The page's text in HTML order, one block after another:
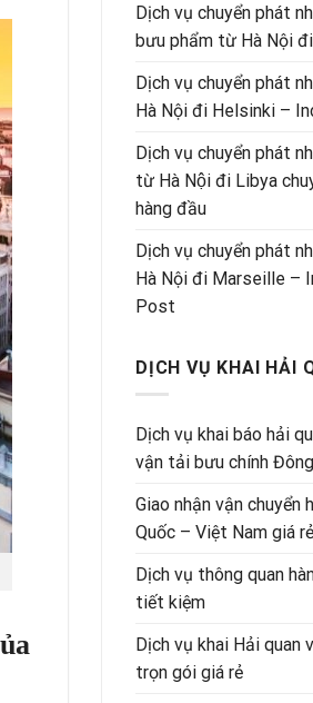
Dịch vụ chuyển phát
bưu phẩm từ Hà Nội đi
Dịch vụ chuyển phát
Hà Nội đi Helsinki –
Dịch vụ chuyển phát
từ Hà Nội đi Libya
hàng đầu
Dịch vụ chuyển phát
Hà Nội đi Marseille –
Post
DỊCH VỤ KHAI HẢI
Dịch vụ khai báo hải
vận tải bưu chính
Giao nhận vận chuyển
Quốc – Việt Nam giá rẻ
Dịch vụ thông quan
tiết kiệm
Dịch vụ khai Hải quan
trọn gói giá rẻ